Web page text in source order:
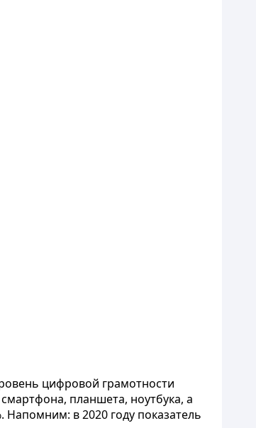
цифровой грамотности
планшета, ноутбука, а
Напомним: в 2020 году показатель